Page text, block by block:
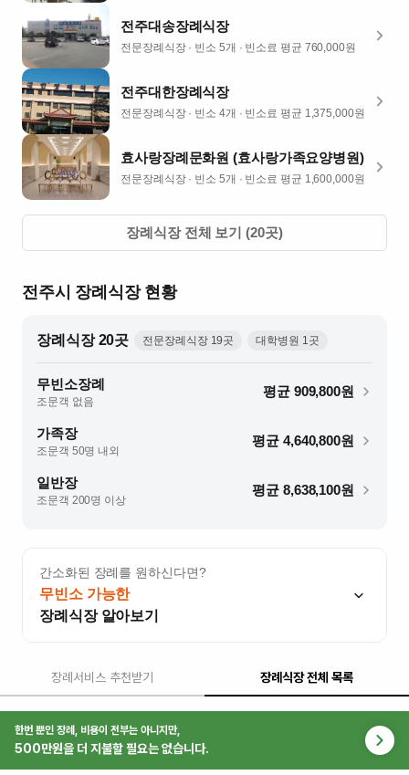
빈소 평균비
1,479,000
북특
자치
전
전주대송장례식장
전문장례식장· 빈소 5개 · 빈소료 평균 760,000원
전주대한장례식장
전문장례식장· 빈소 4개 · 빈소료 평균 1,375,000원
효사랑장례문화원 (효사랑가족요양병원)
전문장례식장· 빈소 5개 · 빈소료 평균 1,600,000원
장례식장 전체 보기 (20곳)
전주시 장례식장 현황
장례식장20곳 전문장례식장 19곳 대학병원 1곳
무빈소장례
조문객 없음
평균 909,800원
가족장
조문객 50명 내외
평균 4,640,800원
일반장
조문객 200명 이상
평균 8,638,100원
간소화된 장례를 원하신다면?
무빈소 가능한
장례식장 알아보기
장례서비스 추천받기 장례식장 전체 목록
한번 뿐인 장례, 비용이 전부는 아니지만,
500만원을 더 지불할 필요는 없습니다.